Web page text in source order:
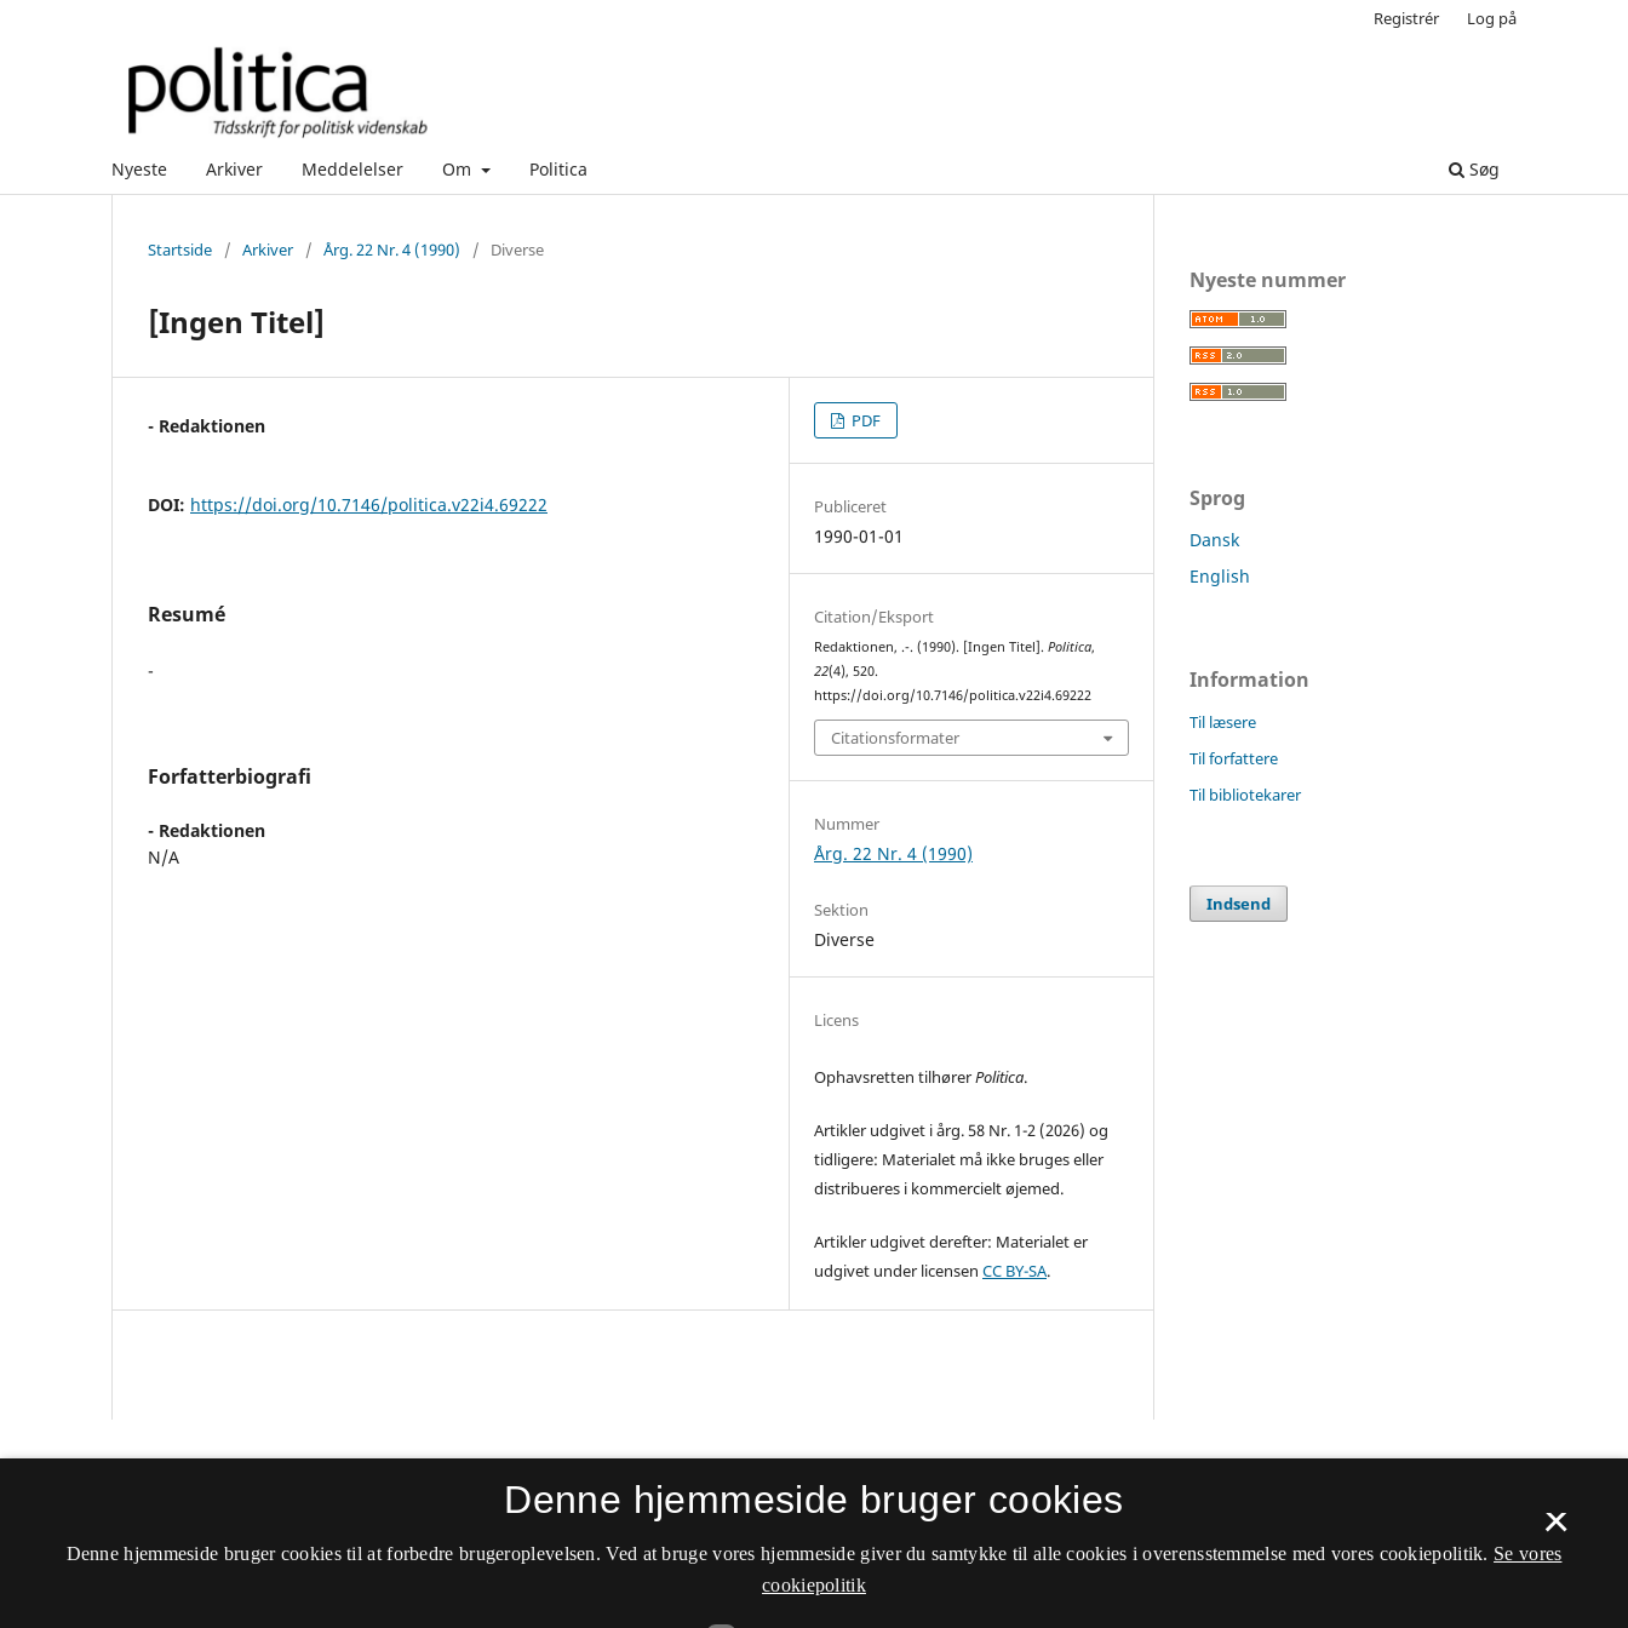
Nyeste Arkiver Meddelelser Om Politica Søg
Registrér Log på
Startside / Arkiver / Årg. 22 Nr. 4 (1990) / Diverse
[Ingen Titel]
- Redaktionen
DOI: https://doi.org/10.7146/politica.v22i4.69222
Resumé
-
Forfatterbiografi
- Redaktionen
N/A
PDF
Publiceret
1990-01-01
Citation/Eksport
Redaktionen, .-. (1990). [Ingen Titel].Politica,
22(4), 520.
https://doi.org/10.7146/politica.v22i4.69222
Citationsformater
Nummer
Årg. 22 Nr. 4 (1990)
Sektion
Diverse
Licens
Ophavsretten tilhørerPolitica.
Artikler udgivet i årg. 58 Nr. 1-2 (2026) og
tidligere: Materialet må ikke bruges eller
distribueres i kommercielt øjemed.
Artikler udgivet derefter: Materialet er
udgivet under licensenCC BY-SA.
Nyeste nummer
Sprog
Dansk
English
Information
Til læsere
Til forfattere
Til bibliotekarer
Indsend
ISSN 2246-042X (Online)
×
Denne hjemmeside bruger cookies
Denne hjemmeside bruger cookies til at forbedre brugeroplevelsen. Ved at bruge vores hjemmeside giver du samtykke til alle cookies i overensstemmelse med vores cookiepolitik. Se vores
cookiepolitik